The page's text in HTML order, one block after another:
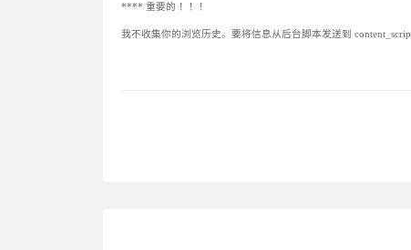
**** 重要的 ！！！
我不收集你的浏览历史。要将信息从后台脚本发送到